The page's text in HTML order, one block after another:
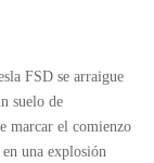
FSD se arraigue
suelo de
marcar el comienzo
una explosión